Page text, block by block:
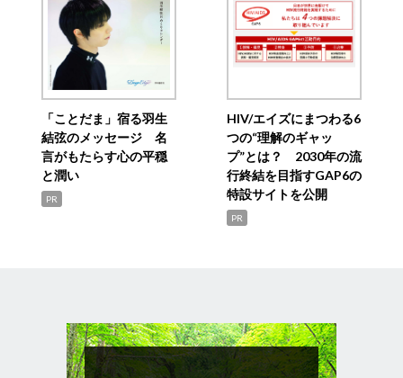
「ことだま」宿る羽生
結弦のメッセージ 名
言がもたらす心の平穏
と潤い
PR
HIV/エイズにまつわる6
つの“理解のギャッ
プ”とは？ 2030年の流
行終結を目指すGAP6の
特設サイトを公開
PR